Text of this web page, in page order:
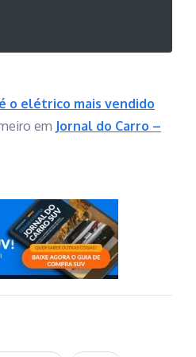
o elétrico mais vendido
em Jornal do Carro –